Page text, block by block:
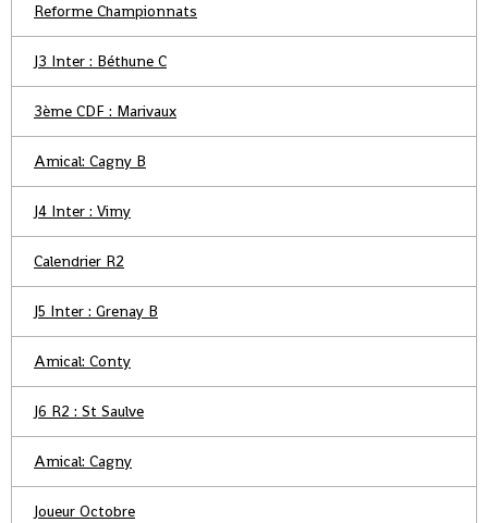
Reforme Championnats
J3 Inter : Béthune C
3ème CDF : Marivaux
Amical: Cagny B
J4 Inter : Vimy
Calendrier R2
J5 Inter : Grenay B
Amical: Conty
J6 R2 : St Saulve
Amical: Cagny
Joueur Octobre